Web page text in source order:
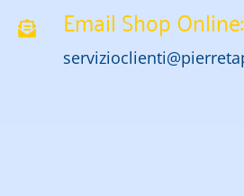
Email Shop Online: